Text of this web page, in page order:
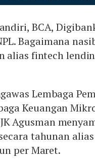
BCA,
Bagaimana
alias fintech
Lembaga
Keuangan
Agusman
tahunan alias
per Maret.